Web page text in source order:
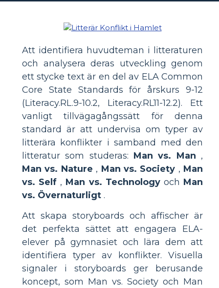
Att identifiera huvudteman i litteraturen
och analysera deras utveckling genom
ett stycke text är en del av ELA Common
Core State Standards för årskurs 9-12
(Literacy.RL.9-10.2, Literacy.RL11-12.2). Ett
vanligt tillvägagångssätt för denna
standard är att undervisa om typer av
litterära konflikter i samband med den
litteratur som studeras: Man vs. Man ,
Man vs. Nature , Man vs. Society , Man
vs. Self , Man vs. Technologyoch Man
vs. Övernaturligt .
Att skapa storyboards och affischer är
det perfekta sättet att engagera ELA-
elever på gymnasiet och lära dem att
identifiera typer av konflikter. Visuella
signaler i storyboards ger berusande
koncept, som Man vs. Society och Man